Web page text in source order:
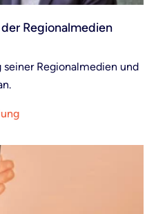
Regionalmedien
Regionalmedien und